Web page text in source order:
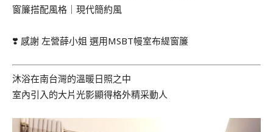
窗簾搭配風格｜現代簡約風
❣️ 感謝 左營薛小姐 選用MSBT幔室布緹窗簾
沐浴在南台灣的溫暖日照之中
室內引入的大片光影顯得格外精采動人